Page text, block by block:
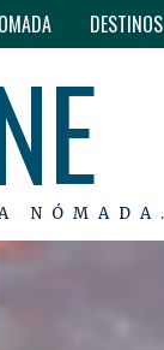
DESTINOS